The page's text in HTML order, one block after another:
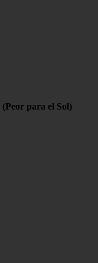
(Peor para el Sol)